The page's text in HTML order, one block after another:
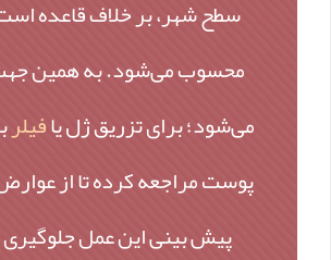
سطح شهر، بر خلاف قاعده
محسوب می‌شود. به همین
می‌شود؛ برای تزریق ژل یافیلر
پوست مراجعه کرده تا از
پیش بینی این عمل جلوگیری